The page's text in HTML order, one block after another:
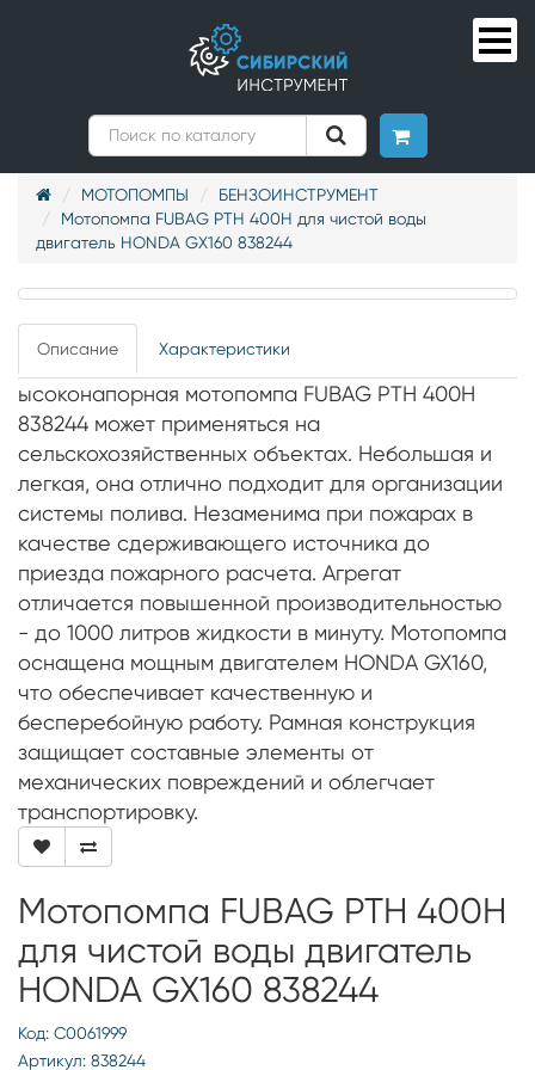
МОТОПОМПЫ
БЕНЗОИНСТРУМЕНТ
Мотопомпа FUBAG PTH 400H для чистой воды
двигатель HONDA GX160 838244
Описание Характеристики
ысоконапорная мотопомпа FUBAG PTH 400H
838244 может применяться на
сельскохозяйственных объектах. Небольшая и
легкая, она отлично подходит для организации
системы полива. Незаменима при пожарах в
качестве сдерживающего источника до
приезда пожарного расчета. Агрегат
отличается повышенной производительностью
- до 1000 литров жидкости в минуту. Мотопомпа
оснащена мощным двигателем HONDA GX160,
что обеспечивает качественную и
бесперебойную работу. Рамная конструкция
защищает составные элементы от
механических повреждений и облегчает
транспортировку.
Мотопомпа FUBAG PTH 400H
для чистой воды двигатель
HONDA GX160 838244
Код: С0061999
Артикул: 838244